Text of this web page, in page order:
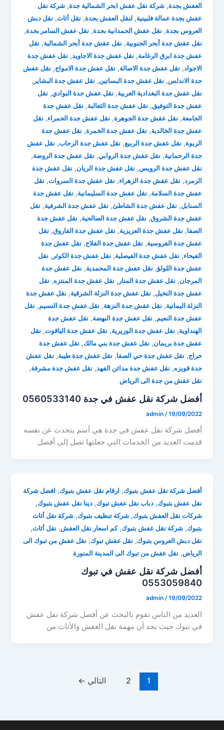
العفش بجدة,شركة نقل عفش ابحر الشمالية جدة,شركة نقل
عفش بجدة عمالة فلبينية,لنقل العفش بجدة, نقل أثاث, نقل دبش
العروس بجدة, نقل عفش الحمدانية بجدة, نقل عفش السامر بجدة,
نقل عفش جدة أبحر الجنوبية, نقل عفش جدة أبحر الشمالية, نقل
عفش جدة ابرق الرغامة, نقل عفش جدة الاجاويد, نقل عفش جدة
الاجواد, نقل عفش جدة الاصالة, نقل عفش جدة الامواج, نقل عفش
جدة الاندلس, نقل عفش جدة البساتين, نقل عفش جدة البشاير ,
نقل عفش جدة البغدادية الغربية, نقل عفش جدة البوادي, نقل
عفش جدة التوفيق, نقل عفش جدة الثعالبة, نقل عفش جدة
الجامعة, نقل عفش جدة الجوهرة, نقل عفش جدة الحمراء, نقل
عفش جدة الخالدية, نقل عفش جدة الخمرة, نقل عفش جدة
الربوة, نقل عفش جدة الربيع, نقل عفش جدة الرحاب, نقل عفش
جدة الرحمانية, نقل عفش جدة الروابي, نقل عفش جدة الروضة,
نقل عفش جدة الرويس, نقل عفش جدة الريان, نقل عفش جدة
الزمرد, نقل عفش جدة الزهراء, نقل عفش جدة السروات, نقل
عفش جدة السلامة, نقل عفش جدة السليمانية, نقل عفش جدة
السنابل, نقل عفش جدة الشاطئ, نقل عفش جدة الشرفية, نقل
عفش جدة الشروق, نقل عفش جدة الصالحية, نقل عفش جدة
الصفا, نقل عفش جدة العزيزية, نقل عفش جدة الفاروق, نقل
عفش جدة الفروسية, نقل عفش جدة الفلاح, نقل عفش جدة
الفيحاء, نقل عفش جدة الفيصلية, نقل عفش جدة الكوثر , نقل
عفش جدة اللولؤ, نقل عفش جدة المحمدية, نقل عفش جدة
المرجان, نقل عفش جدة المنار , نقل عفش جدة المنتزه, نقل
عفش جدة النخيل, نقل عفش جدة النزلة الشرقية, نقل عفش جدة
النزلة اليمانية, نقل عفش جدة النزهة, نقل عفش جدة النسيم, نقل
عفش جدة النعيم, نقل عفش جدة النهضة, نقل عفش جدة
الهنداوية, نقل عفش جدة الوزيرية, نقل عفش جدة الياقوت, نقل
عفش جدة بريمان, نقل عفش جدة بني مالك, نقل عفش جدة
حراج, نقل عفش جدة حي الصفا, نقل عفش جدة طيبة, نقل عفش
جدة قويزه, نقل عفش جدة مدائن الفهد, نقل عفش جدة مشرفة,
نقل عفش من جدة الى الرياض
أفضل شركة نقل عفش في جدة 0560533140
admin /19/09/2022
أفضل شركة نقل عفش في جدة هي أسم يتحدث عن نفسه
قدمت العديد من الخدمات التي جعلتها تصل إلى أفضل
أفضل شركة نقل عفش بتبوك, ارقام نقل عفش بتبوك, افضل شركة
نقل عفش بتبوك,دباب نقل عفش تبوك,دينا نقل عفش بتبوك,
شركات نقل العفش بتبوك,شركة تنظيف بتبوك,شركة نقل أثاث
بتبوك,شركة نقل عفش بتبوك,كم اسعار نقل العفش, نقل أثاث,
نقل دبش العروس بتبوك, نقل عفش تبوك, نقل عفش من تبوك الى
الرياض, نقل عفش من تبوك الى المدينة المنورة
أفضل شركة نقل عفش في تبوك
0553059840
admin /19/09/2022
العديد من الناس تقوم بالبحث عن أفضل شركة نقل عفش
في تبوك حيث نجد أن مهمة نقل العفش والأثاث من
1
2 التالي ←